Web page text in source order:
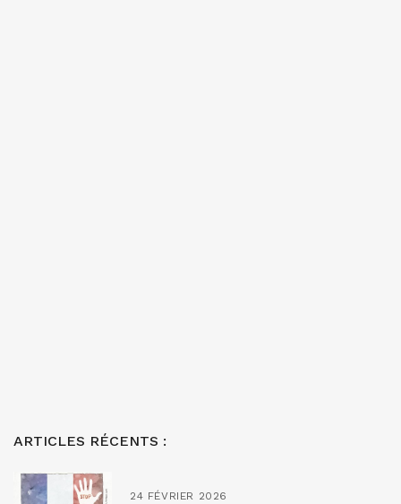
ARTICLES RÉCENTS :
24 FÉVRIER 2026